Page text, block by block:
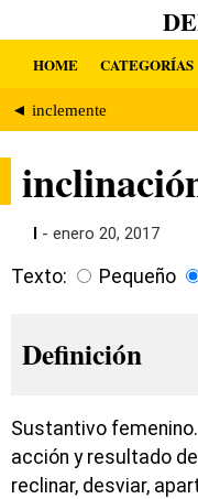
HOME CATEGORÍAS
◄ inclemente
I - enero 20, 2017
Texto: Pequeño
Definición
Sustantivo
acción y resultado
reclinar, desviar,